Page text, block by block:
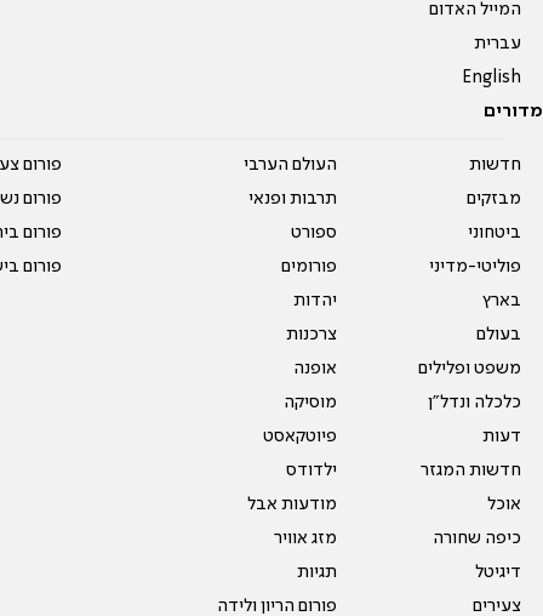
המייל האדום
עברית
English
מדורים
חדשות
מבזקים
ביטחוני
פוליטי-מדיני
בארץ
בעולם
משפט ופלילים
כלכלה ונדל"ן
דעות
חדשות המגזר
אוכל
כיפה שחורה
דיגיטל
צעירים
העולם הערבי
תרבות ופנאי
ספורט
פורומים
יהדות
צרכנות
אופנה
מוסיקה
פיוטקאסט
ילדודס
מודעות אבל
מזג אוויר
תגיות
פורום הריון ולידה
פורום
פורום
פורום
פורום